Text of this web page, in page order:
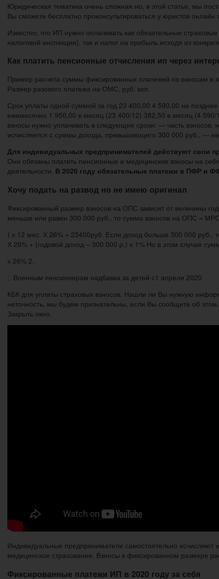
Юридическая тематика очень сложная но, в этой статье, мы
Вы сможете бесплатно проконсультироваться у юристов
Известно, что ИП нужно оплачивать как обязательные
налоговой инспекции), так и налог на прибыль исходя из
Как платить пенсионные отчисления ип через
Пример расчета суммы фиксированных платежей по взносам в
Размер разового платежа на ОМС, руб. коп.
Срок уплаты одной суммой за год 23 400,00 4 590,00 не
ежемесячно 1 950,00 в месяц (23 400/12) 382,50 в месяц (4
взносы нужно уплачивать в следующие сроки: — часть взносов,
исчисляется с суммы дохода, превышающего 300 000 руб., —
Для индивидуальных предпринимателей действуют свои
Они обязаны платить пенсионные и медицинские взносы на
деятельности. В 2020 году обязательные платежи в ПФР и
Хочу подать на развод но не имею оригинал
Фиксированный размер взносов на ОПС зависит от величины
меньше или равен 300 000 руб., то сумма взносов на ОПС =
) х 12 мес. Х 26% = 23400руб. Если доход больше 300 000
Х 26% + (годовой доход – 300 000 р.) х 1% Но в этом случае
х 26% 2.
: Военным пенсионерам надбавка за детей с1 апреля 2020
КБК для уплаты страховых взносов. Нашли ли Вы нужную
неточность, мы будем признательны, если Вы сообщите об
Закрыть окно.
Индивидуальные предприниматели самостоятельно исчисляют
медицинское страхование. Взносы в фиксированном размере
Фиксированные платежи ИП в 2020 году за себя